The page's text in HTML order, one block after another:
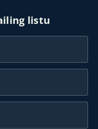
listu